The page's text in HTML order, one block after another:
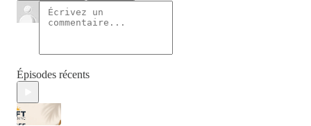
Épisodes récents